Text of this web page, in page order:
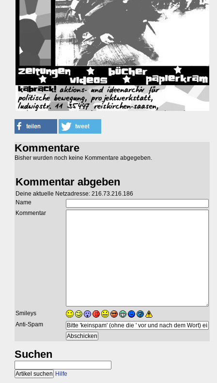
Kommentare
Bisher wurden noch keine Kommentare abgegeben.
Kommentar abgeben
Deine aktuelle Netzadresse: 216.73.216.186
Name
Kommentar
Smileys
Anti-Spam
Suchen
Hilfe